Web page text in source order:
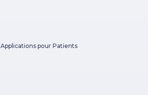
Applications pour Patients